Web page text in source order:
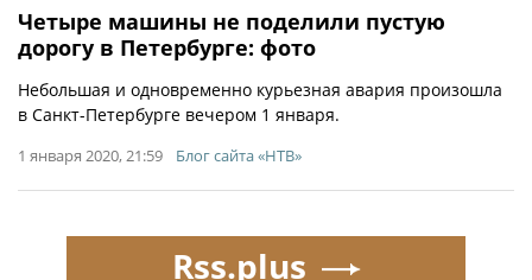
Четыре машины не поделили пустую
дорогу в Петербурге: фото
Небольшая и одновременно курьезная авария произошла
в Санкт-Петербурге вечером 1 января.
1 января 2020, 21:59 Блог сайта «НТВ»
Rss.plus